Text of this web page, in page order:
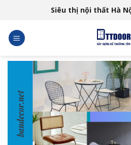
content
Siêu thị nội thất Hà